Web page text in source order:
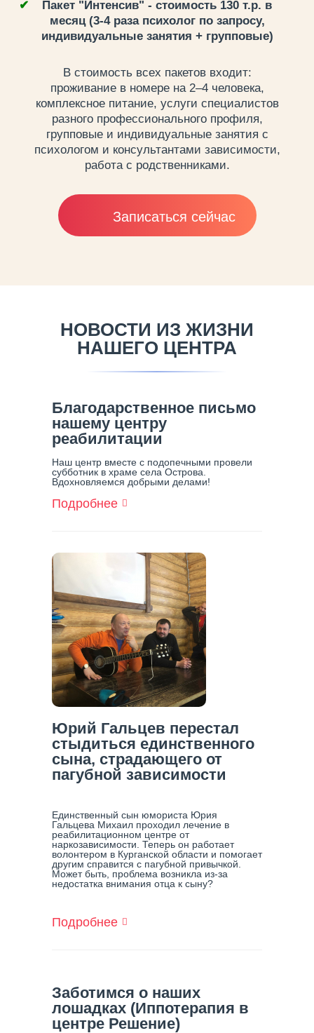
Пакет "Интенсив" - стоимость 130 т.р. в
месяц (3-4 раза психолог по запросу,
индивидуальные занятия + групповые)
В стоимость всех пакетов входит:
проживание в номере на 2–4 человека,
комплексное питание, услуги специалистов
разного профессионального профиля,
групповые и индивидуальные занятия с
психологом и консультантами зависимости,
работа с родственниками.
Записаться сейчас
НОВОСТИ ИЗ ЖИЗНИ
НАШЕГО ЦЕНТРА
Благодарственное письмо
нашему центру
реабилитации
Наш центр вместе с подопечными провели
субботник в храме села Острова.
Вдохновляемся добрыми делами!
Подробнее О
Центру
Реабилитации
Юрий Гальцев перестал
стыдиться единственного
сына, страдающего от
пагубной зависимости
Единственный сын юмориста Юрия
Гальцева Михаил проходил лечение в
реабилитационном центре от
наркозависимости. Теперь он работает
волонтером в Курганской области и помогает
другим справится с пагубной привычкой.
Может быть, проблема возникла из-за
недостатка внимания отца к сыну?
Подробнее О
Сына,
Страдающего
От
Заботимся о наших
лошадках (Иппотерапия в
центре Решение)